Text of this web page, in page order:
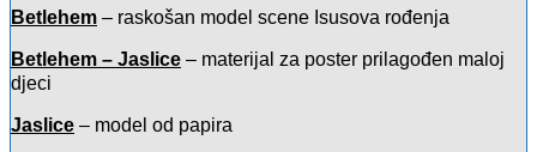
Betlehem – raskošan model scene Isusova rođenja
Betlehem – Jaslice – materijal za poster prilagođen maloj
djeci
Jaslice – model od papira